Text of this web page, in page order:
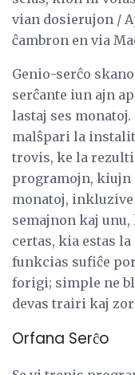
vian dosierujon /
ĉambron en via
Genio-serĉo
serĉante iun ajn
lastaj ses
malŝpari la
trovis, ke la
programojn, kiujn
monatoj,
semajnon kaj
certas, kia estas
funkcias sufiĉe
forigi; simple ne
devas trairi kaj
Orfana Serĉo